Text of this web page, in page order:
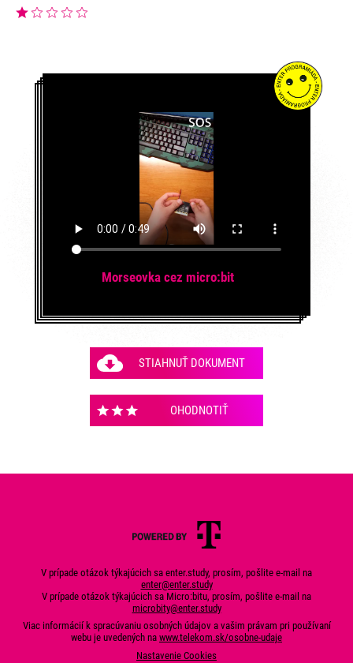
Morseovka cez micro:bit
STIAHNUŤ DOKUMENT
OHODNOTIŤ
V prípade otázok týkajúcich sa enter.study, prosím, pošlite e-mail na
enter@enter.study
V prípade otázok týkajúcich sa Micro:bitu, prosím, pošlite e-mail na
microbity@enter.study
Viac informácií k spracúvaniu osobných údajov a vašim právam pri používaní
webu je uvedených na www.telekom.sk/osobne-udaje
Nastavenie Cookies